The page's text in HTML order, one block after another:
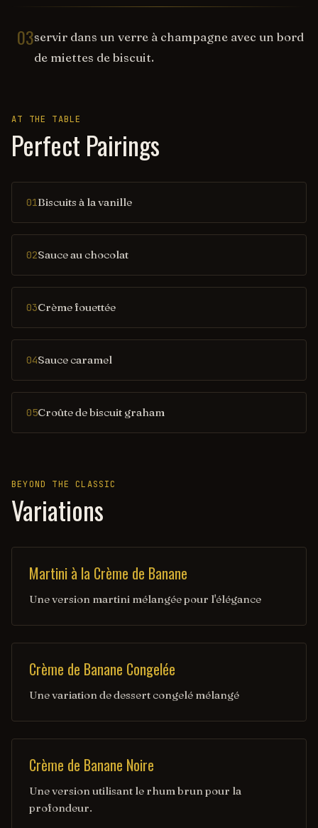
03servir dans un verre à champagne avec un bord
de miettes de biscuit.
AT THE TABLE
Perfect Pairings
01Biscuits à la vanille
02Sauce au chocolat
03Crème fouettée
04Sauce caramel
05Croûte de biscuit graham
BEYOND THE CLASSIC
Variations
Martini à la Crème de Banane
Une version martini mélangée pour l'élégance
Crème de Banane Congelée
Une variation de dessert congelé mélangé
Crème de Banane Noire
Une version utilisant le rhum brun pour la
profondeur.